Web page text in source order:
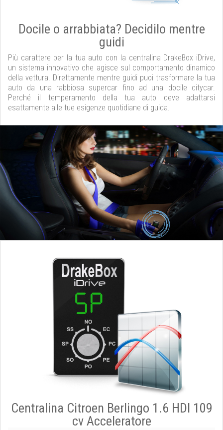
Docile o arrabbiata? Decidilo mentre
guidi
Più carattere per la tua auto con la centralina DrakeBox iDrive,
un sistema innovativo che agisce sul comportamento dinamico
della vettura. Direttamente mentre guidi puoi trasformare la tua
auto da una rabbiosa supercar fino ad una docile citycar.
Perché il temperamento della tua auto deve adattarsi
esattamente alle tue esigenze quotidiane di guida.
Centralina Citroen Berlingo 1.6 HDI 109
cv Acceleratore